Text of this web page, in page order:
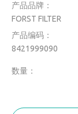
产品品牌：
FORST FILTER
产品编码：
8421999090
数量：